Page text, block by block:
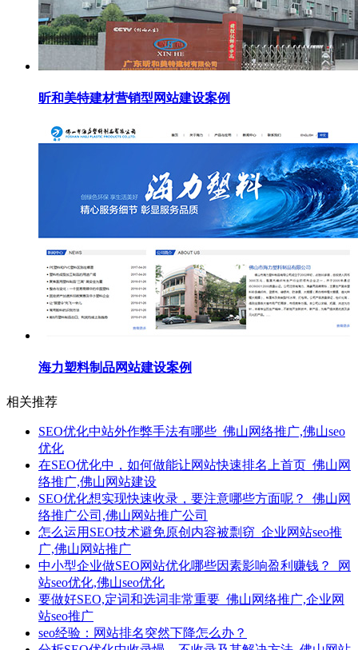
昕和美特建材营销型网站建设案例
海力塑料制品网站建设案例
相关推荐
SEO优化中站外作弊手法有哪些_佛山网络推广,佛山seo
优化
在SEO优化中，如何做能让网站快速排名上首页_佛山网
络推广,佛山网站建设
SEO优化想实现快速收录，要注意哪些方面呢？_佛山网
络推广公司,佛山网站推广公司
怎么运用SEO技术避免原创内容被剽窃_企业网站seo推
广,佛山网站推广
中小型企业做SEO网站优化哪些因素影响盈利赚钱？_网
站seo优化,佛山seo优化
要做好SEO,定词和选词非常重要_佛山网络推广,企业网
站seo推广
seo经验：网站排名突然下降怎么办？